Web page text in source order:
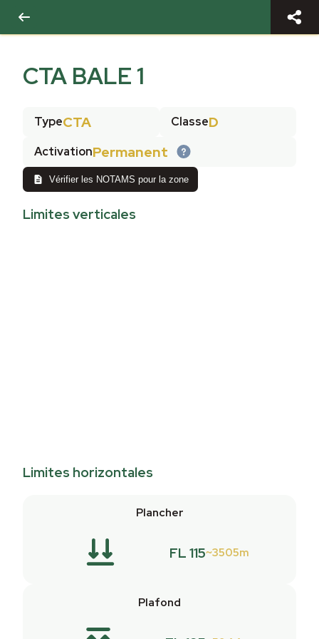
CTA BALE 1
TypeCTA ClasseD
ActivationPermanent
Vérifier les NOTAMS pour la zone
Limites verticales
Limites horizontales
Plancher
FL 115 3505m
Plafond